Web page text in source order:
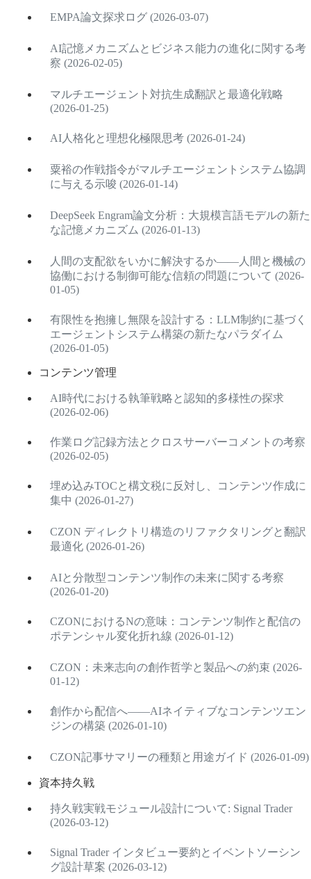
EMPA論文探求ログ (2026-03-07)
AI記憶メカニズムとビジネス能力の進化に関する考
察 (2026-02-05)
マルチエージェント対抗生成翻訳と最適化戦略
(2026-01-25)
AI人格化と理想化極限思考 (2026-01-24)
粟裕の作戦指令がマルチエージェントシステム協調
に与える示唆 (2026-01-14)
DeepSeek Engram論文分析：大規模言語モデルの新た
な記憶メカニズム (2026-01-13)
人間の支配欲をいかに解決するか——人間と機械の
協働における制御可能な信頼の問題について (2026-
01-05)
有限性を抱擁し無限を設計する：LLM制約に基づく
エージェントシステム構築の新たなパラダイム
(2026-01-05)
コンテンツ管理
AI時代における執筆戦略と認知的多様性の探求
(2026-02-06)
作業ログ記録方法とクロスサーバーコメントの考察
(2026-02-05)
埋め込みTOCと構文税に反対し、コンテンツ作成に
集中 (2026-01-27)
CZON ディレクトリ構造のリファクタリングと翻訳
最適化 (2026-01-26)
AIと分散型コンテンツ制作の未来に関する考察
(2026-01-20)
CZONにおけるNの意味：コンテンツ制作と配信の
ポテンシャル変化折れ線 (2026-01-12)
CZON：未来志向の創作哲学と製品への約束 (2026-
01-12)
創作から配信へ――AIネイティブなコンテンツエン
ジンの構築 (2026-01-10)
CZON記事サマリーの種類と用途ガイド (2026-01-09)
資本持久戦
持久戦実戦モジュール設計について: Signal Trader
(2026-03-12)
Signal Trader インタビュー要約とイベントソーシン
グ設計草案 (2026-03-12)